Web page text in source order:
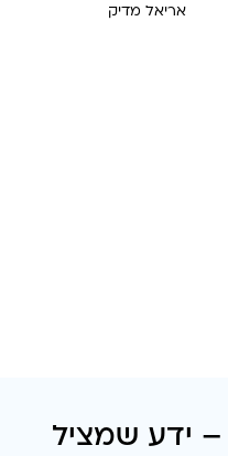
אריאל מדיק
– ידע שמציל